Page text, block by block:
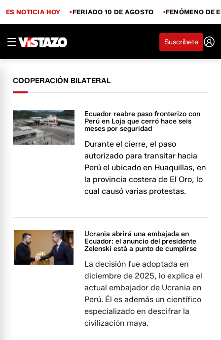
ES NOTICIA HOY FERIADO 10 DE AGOSTO FENÓMENO DE
Suscríbete
COOPERACIÓN BILATERAL
Ecuador reabre paso fronterizo con
Perú en Loja que cerró hace seis
meses por seguridad
Durante el cierre, el paso
autorizado para transitar hacia
Perú el ubicado en Huaquillas, en
la provincia costera de El Oro, lo
cual causó varias protestas.
Ucrania abrirá una embajada en
Ecuador: el anuncio del presidente
Zelenski está a punto de cumplirse
La decisión fue adoptada en
diciembre de 2025, lo explica el
actual embajador de Ucrania en
Perú. Él es además un científico
especializado en descifrar la
civilización maya.